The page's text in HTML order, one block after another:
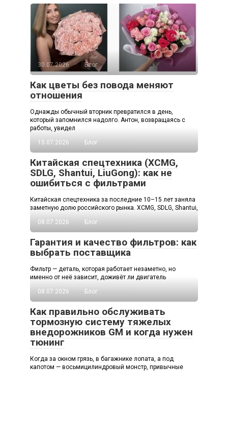
30.07.2026 Блог
Как цветы без повода меняют
отношения
Однажды обычный вторник превратился в день,
который запомнился надолго. Антон, возвращаясь с
работы, увидел
15.07.2026
Блог
Китайская спецтехника (XCMG,
SDLG, Shantui, LiuGong): как не
ошибиться с фильтрами
Китайская спецтехника за последние 10–15 лет заняла
заметную долю российского рынка. XCMG, SDLG, Shantui,
08.07.2026
Блог
Гарантия и качество фильтров: как
выбрать поставщика
Фильтр — деталь, которая работает незаметно, но
именно от неё зависит, доживёт ли двигатель
08.07.2026
Блог
Как правильно обслуживать
тормозную систему тяжелых
внедорожников GM и когда нужен
тюнинг
Когда за окном грязь, в багажнике лопата, а под
капотом — восьмицилиндровый монстр, привычные